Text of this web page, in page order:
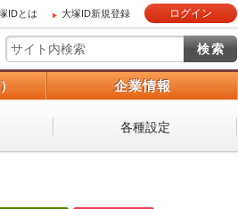
IDとは 大塚ID新規登録 ログイン
企業情報
各種設定